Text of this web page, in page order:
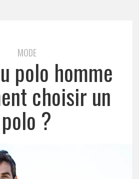
MODE
polo homme
choisir un
polo ?